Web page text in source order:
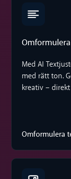
Med AI
med rätt ton.
kreativ –
Omformulera
Omformulera
Generera bild